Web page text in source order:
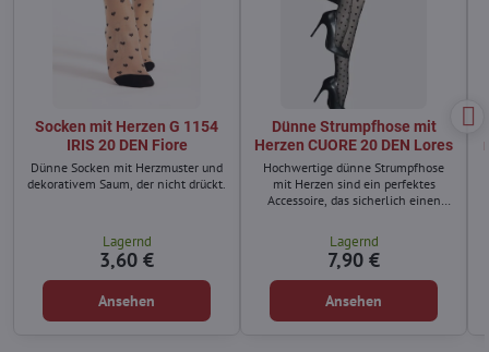
Socken mit Herzen G 1154
IRIS 20 DEN Fiore
Dünne Socken mit Herzmuster und
dekorativem Saum, der nicht drückt.
Lagernd
3,60 €
Ansehen
Dünne Strumpfhose mit
Herzen CUORE 20 DEN Lores
Hochwertige dünne Strumpfhose
mit Herzen sind ein perfektes
Accessoire, das sicherlich einen
romantischen Frau finden wird.
Lagernd
7,90 €
Ansehen